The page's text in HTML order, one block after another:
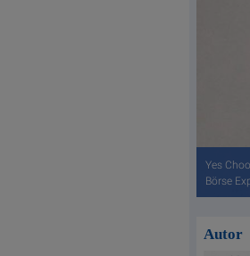
Yes
Börse
Autor